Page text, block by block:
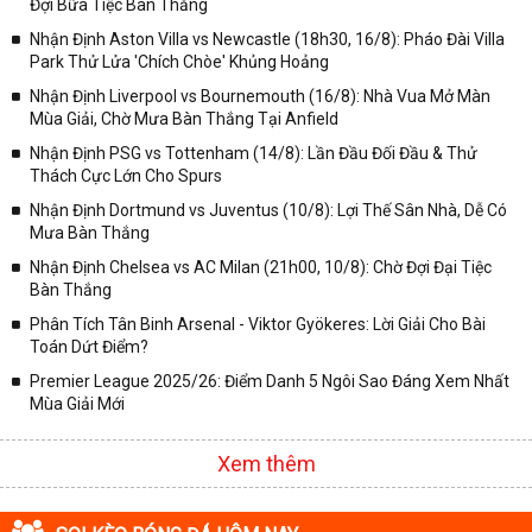
✓ Giải đấu bóng đá Ngoại hạng Anh;
✓ Giải bóng Cúp C1 Châu Âu;
✓ Giải VĐQG Tây Ban Nha;
✓ VĐQG Đức;
✓ VĐQG Pháp;
✓ Liên Đoàn Anh;
✓ U23 Châu Á;
✓ Euro 2020;
✓ VLWC KV Châu Á;
✓ Các giải đấu bóng đá khác.
Vì vậy, đồng hành cùng với chuyên trang
Đợi Bữa Tiệc Bàn Thắng
Nhận Định Aston Villa vs Newcastle (18h30, 16/8): Pháo Đài Villa
Park Thử Lửa 'Chích Chòe' Khủng Hoảng
Nhận Định Liverpool vs Bournemouth (16/8): Nhà Vua Mở Màn
Mùa Giải, Chờ Mưa Bàn Thắng Tại Anfield
Nhận Định PSG vs Tottenham (14/8): Lần Đầu Đối Đầu & Thử
Thách Cực Lớn Cho Spurs
Nhận Định Dortmund vs Juventus (10/8): Lợi Thế Sân Nhà, Dễ Có
Mưa Bàn Thắng
Nhận Định Chelsea vs AC Milan (21h00, 10/8): Chờ Đợi Đại Tiệc
Bàn Thắng
Phân Tích Tân Binh Arsenal - Viktor Gyökeres: Lời Giải Cho Bài
Toán Dứt Điểm?
Premier League 2025/26: Điểm Danh 5 Ngôi Sao Đáng Xem Nhất
Mùa Giải Mới
Xem thêm